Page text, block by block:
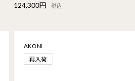
124,300円 税込
AKONI
再入荷